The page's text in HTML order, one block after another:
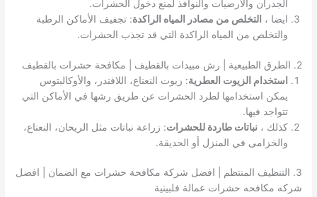
الجدران والأرضيات والنوافذ لمنع دخول الحشرات.
ايضا ، التخلص من مصادر المياه الراكدة: تجفيف الأماكن الرطبة
والتخلص من المياه الراكدة التي قد تجذب الحشرات.
2. الطرق الطبيعية | رش مبيدات بالقطيف | مكافحة حشرات بالقطيف
استخدام الزيوت العطرية: زيوت النعناع، اللافندر، والأوكالبتوس
يمكن استخدامها لطرد الحشرات عن طريق رشها في الأماكن التي
تتواجد فيها.
كذلك ،نباتات طاردة للحشرات: زراعة نباتات مثل الريحان، النعناع،
والخزامى في المنزل أو الحديقة.
3. التنظيف المنتظم | افضل شركة مكافحة حشرات مع الضمان | افضل
شركه مكافحه حشرات عمالة فلبينية